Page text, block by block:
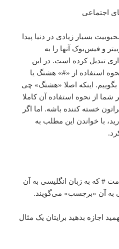
اجتماعی
بسیار زیادی در دنیا پیدا
و فیس‌بوک آنها را به
تبدیل کرده‌ است. در این
استفاده از «#» هشتگ یا
اینکه اصلا «هشتگ» چی
از نحوه استفاده آن کاملا
خسته کننده باشه. اما اگر
با خواندن این مطلب به
# که به زبان انگلیسی به آن
اجازه بدهید برایتان یک مثال